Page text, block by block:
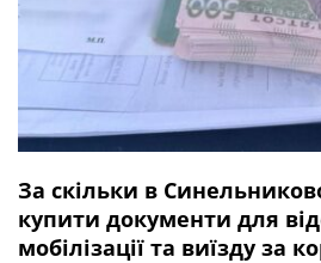
За скільки в
купити документи для
мобілізації та виїзду за